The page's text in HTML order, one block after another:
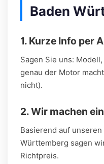
Baden
1. Kurze Info per
Sagen Sie uns:
genau der Motor
nicht).
2. Wir machen
Basierend auf
Württemberg sagen
Richtpreis.